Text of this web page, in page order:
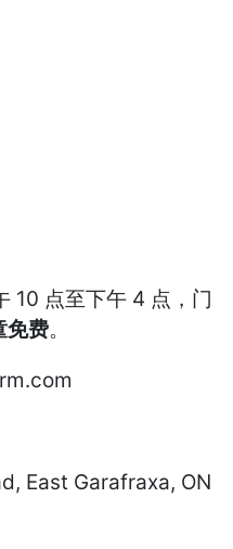
10 点至下午 4 点，门
免费。
East Garafraxa, ON